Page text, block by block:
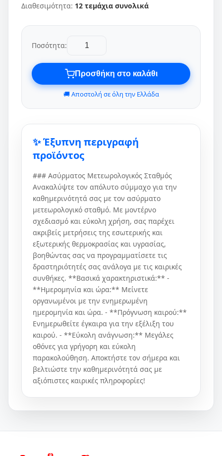
Διαθεσιμότητα: 12 τεμάχια συνολικά
Ποσότητα:
Προσθήκη στο καλάθι
🚚 Αποστολή σε όλη την Ελλάδα
✨ Έξυπνη περιγραφή
προϊόντος
### Ασύρματος Μετεωρολογικός Σταθμός
Ανακαλύψτε τον απόλυτο σύμμαχο για την
καθημερινότητά σας με τον ασύρματο
μετεωρολογικό σταθμό. Με μοντέρνο
σχεδιασμό και εύκολη χρήση, σας παρέχει
ακριβείς μετρήσεις της εσωτερικής και
εξωτερικής θερμοκρασίας και υγρασίας,
βοηθώντας σας να προγραμματίσετε τις
δραστηριότητές σας ανάλογα με τις καιρικές
συνθήκες. **Βασικά χαρακτηριστικά:** -
**Ημερομηνία και ώρα:** Μείνετε
οργανωμένοι με την ενημερωμένη
ημερομηνία και ώρα. - **Πρόγνωση καιρού:**
Ενημερωθείτε έγκαιρα για την εξέλιξη του
καιρού. - **Εύκολη ανάγνωση:** Μεγάλες
οθόνες για γρήγορη και εύκολη
παρακολούθηση. Αποκτήστε τον σήμερα και
βελτιώστε την καθημερινότητά σας με
αξιόπιστες καιρικές πληροφορίες!